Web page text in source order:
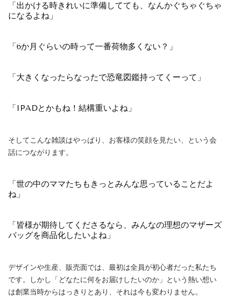
「出かける時きれいに準備してても、なんかぐちゃぐちゃ
になるよね」
「6か月ぐらいの時って一番荷物多くない？」
「大きくなったらなったで恐竜図鑑持ってくーって」
「IPADとかもね！結構重いよね」
そしてこんな雑談はやっぱり、お客様の笑顔を見たい、という会
話につながります。
「世の中のママたちもきっとみんな思っていることだよ
ね」
「皆様が期待してくださるなら、みんなの理想のマザーズ
バッグを商品化したいよね」
デザインや生産、販売面では、最初は全員が初心者だった私たち
です。しかし「どなたに何をお届けしたいのか」という熱い想い
は創業当時からはっきりとあり、それは今も変わりません。